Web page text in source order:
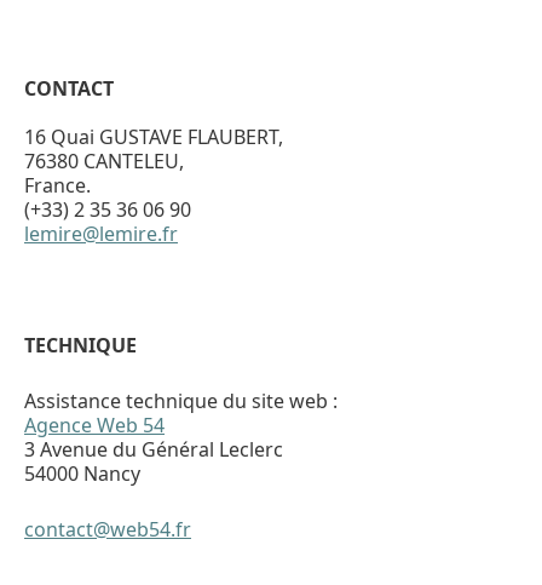
CONTACT
16 Quai GUSTAVE FLAUBERT,
76380 CANTELEU,
France.
(+33) 2 35 36 06 90
lemire@lemire.fr
TECHNIQUE
Assistance technique du site web :
Agence Web 54
3 Avenue du Général Leclerc
54000 Nancy
contact@web54.fr